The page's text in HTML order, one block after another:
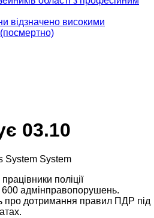
відзначено високими
03.10
System System
поліції
600 адмінправопорушень.
про дотримання правил ПДР під